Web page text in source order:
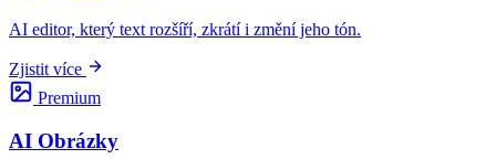
AI editor, který text rozšíří, zkrátí i změní jeho tón.
Zjistit více
Premium
AI Obrázky